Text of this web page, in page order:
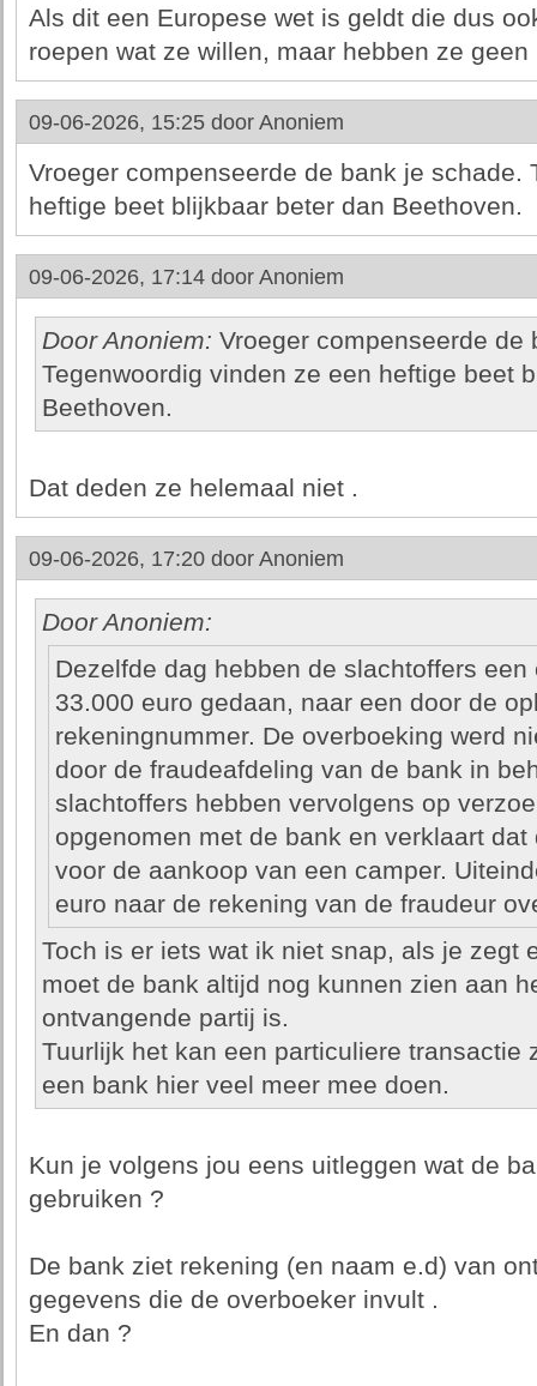
Als dit een Europese wet is geldt die dus
roepen wat ze willen, maar hebben ze
09-06-2026, 15:25 door Anoniem
Vroeger compenseerde de bank je schade.
heftige beet blijkbaar beter dan Beethoven.
09-06-2026, 17:14 door Anoniem
Door Anoniem: Vroeger compenseerde de
Tegenwoordig vinden ze een heftige beet
Beethoven.
Dat deden ze helemaal niet .
09-06-2026, 17:20 door Anoniem
Door Anoniem:
Dezelfde dag hebben de slachtoffers
33.000 euro gedaan, naar een door de
rekeningnummer. De overboeking werd
door de fraudeafdeling van de bank in
slachtoffers hebben vervolgens op
opgenomen met de bank en verklaart
voor de aankoop van een camper.
euro naar de rekening van de fraudeur
Toch is er iets wat ik niet snap, als je zegt
moet de bank altijd nog kunnen zien aan
ontvangende partij is.
Tuurlijk het kan een particuliere transactie
een bank hier veel meer mee doen.
Kun je volgens jou eens uitleggen wat de
gebruiken ?
De bank ziet rekening (en naam e.d) van
gegevens die de overboeker invult .
En dan ?